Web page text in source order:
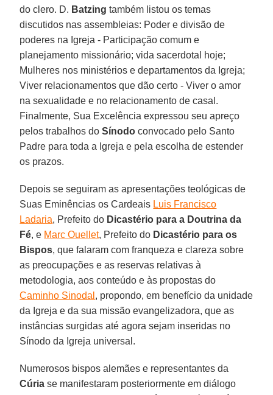
do clero. D. Batzing também listou os temas
discutidos nas assembleias: Poder e divisão de
poderes na Igreja - Participação comum e
planejamento missionário; vida sacerdotal hoje;
Mulheres nos ministérios e departamentos da Igreja;
Viver relacionamentos que dão certo - Viver o amor
na sexualidade e no relacionamento de casal.
Finalmente, Sua Excelência expressou seu apreço
pelos trabalhos doSínodo convocado pelo Santo
Padre para toda a Igreja e pela escolha de estender
os prazos.
Depois se seguiram as apresentações teológicas de
Suas Eminências os Cardeais Luis Francisco
Ladaria, Prefeito do Dicastério para a Doutrina da
Fé, e Marc Ouellet, Prefeito do Dicastério para os
Bispos, que falaram com franqueza e clareza sobre
as preocupações e as reservas relativas à
metodologia, aos conteúdo e às propostas do
Caminho Sinodal , propondo, em benefício da unidade
da Igreja e da sua missão evangelizadora, que as
instâncias surgidas até agora sejam inseridas no
Sínodo da Igreja universal.
Numerosos bispos alemães e representantes da
Cúria se manifestaram posteriormente em diálogo